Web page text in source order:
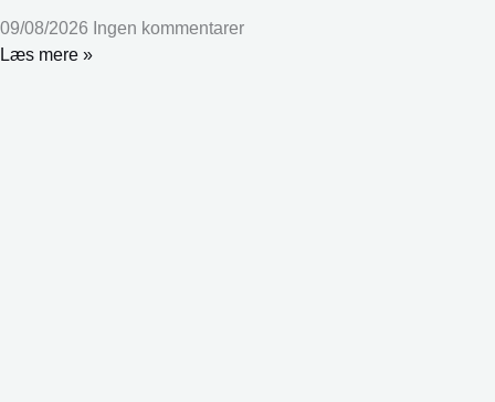
09/08/2026 Ingen kommentarer
Læs mere »